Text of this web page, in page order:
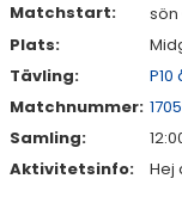
Matchstart:
sön
Plats:
Tävling:
P10
Matchnummer:
Samling:
Aktivitetsinfo:
Hej